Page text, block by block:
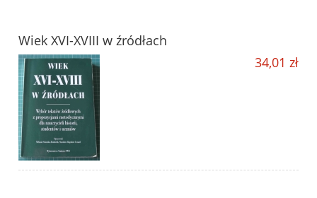
Wiek XVI-XVIII w źródłach
34,01 zł